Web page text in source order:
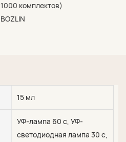
1000 комплектов)
BOZLIN
15 мл
УФ-лампа 60 с, УФ-
светодиодная лампа 30 с,